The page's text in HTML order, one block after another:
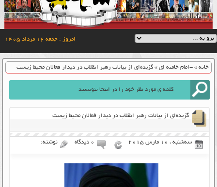
امروز : جمعه ۱۶ مرداد ۱۴۰۵
خانه» -امام خامنه ای» گزیده‌ای از بیانات رهبر انقلاب در دیدار فعالان محیط زیست
گزیده‌ای از بیانات رهبر انقلاب در دیدار فعالان محیط زیست
سه‌شنبه ، 10 مارس 2015 ۰ دیدگاه نوشته: